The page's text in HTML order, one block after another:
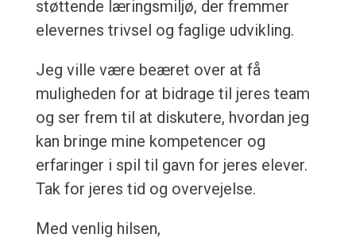
støttende læringsmiljø, der fremmer
elevernes trivsel og faglige udvikling.
Jeg ville være beæret over at få
muligheden for at bidrage til jeres team
og ser frem til at diskutere, hvordan jeg
kan bringe mine kompetencer og
erfaringer i spil til gavn for jeres elever.
Tak for jeres tid og overvejelse.
Med venlig hilsen,